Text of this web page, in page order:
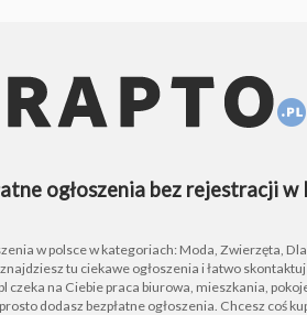
ogłoszenia bez rejestracji w
w polsce w kategoriach: Moda, Zwierzęta, Dla
tu ciekawe ogłoszenia i łatwo
czeka na Ciebie praca biurowa, mieszkania,
dodasz bezpłatne ogłoszenia. Chcesz coś